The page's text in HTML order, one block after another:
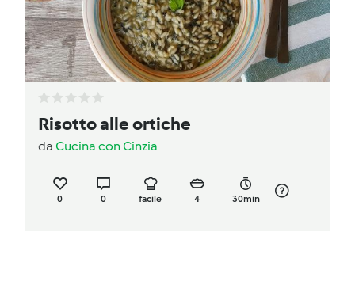
Risotto alle ortiche
da Cucina con Cinzia
0 0 facile 4 30min